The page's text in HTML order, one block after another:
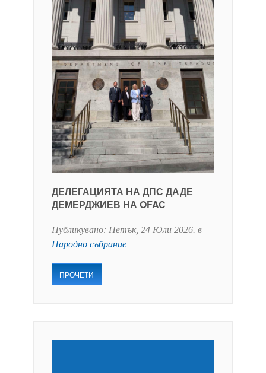
ДЕЛЕГАЦИЯТА НА ДПС ДАДЕ
ДЕМЕРДЖИЕВ НА OFAC
Публикувано: Петък, 24 Юли 2026. в
Народно събрание
ПРОЧЕТИ